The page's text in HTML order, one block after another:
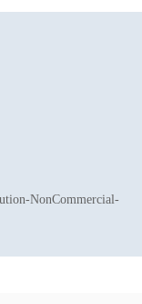
NonCommercial-